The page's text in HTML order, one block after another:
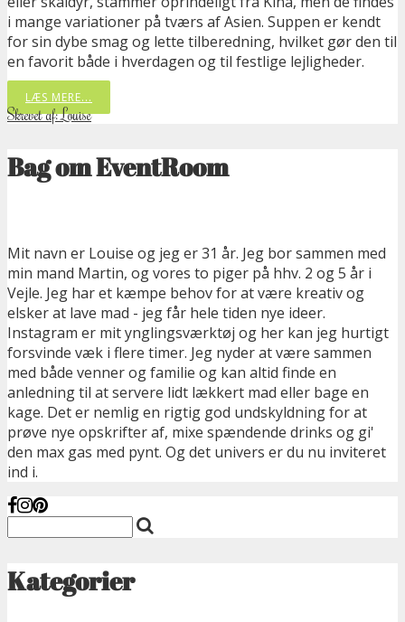
i mange variationer på tværs af Asien. Suppen er kendt
for sin dybe smag og lette tilberedning, hvilket gør den til
en favorit både i hverdagen og til festlige lejligheder.
LÆS MERE...
Skrevet af: Louise
Bag om EventRoom
Mit navn er Louise og jeg er 31 år. Jeg bor sammen med
min mand Martin, og vores to piger på hhv. 2 og 5 år i
Vejle. Jeg har et kæmpe behov for at være kreativ og
elsker at lave mad - jeg får hele tiden nye ideer.
Instagram er mit ynglingsværktøj og her kan jeg hurtigt
forsvinde væk i flere timer. Jeg nyder at være sammen
med både venner og familie og kan altid finde en
anledning til at servere lidt lækkert mad eller bage en
kage. Det er nemlig en rigtig god undskyldning for at
prøve nye opskrifter af, mixe spændende drinks og gi'
den max gas med pynt. Og det univers er du nu inviteret
ind i.
Kategorier